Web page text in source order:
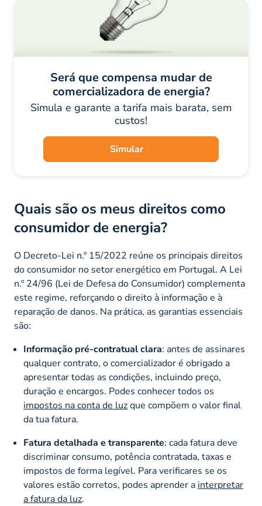
Será que compensa mudar de
comercializadora de energia?
Simula e garante a tarifa mais barata, sem
custos!
Simular
Quais são os meus direitos como
consumidor de energia?
O Decreto-Lei n.º 15/2022 reúne os principais direitos
do consumidor no setor energético em Portugal. A Lei
n.º 24/96 (Lei de Defesa do Consumidor) complementa
este regime, reforçando o direito à informação e à
reparação de danos. Na prática, as garantias essenciais
são:
Informação pré-contratual clara: antes de assinares
qualquer contrato, o comercializador é obrigado a
apresentar todas as condições, incluindo preço,
duração e encargos. Podes conhecer todos os
impostos na conta de luzque compõem o valor final
da tua fatura.
Fatura detalhada e transparente: cada fatura deve
discriminar consumo, potência contratada, taxas e
impostos de forma legível. Para verificares se os
valores estão corretos, podes aprender a interpretar
a fatura da luz.